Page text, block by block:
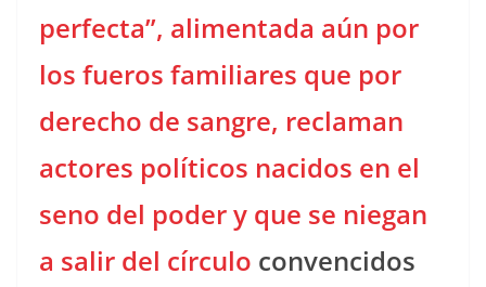
perfecta”, alimentada aún por
los fueros familiares que por
derecho de sangre, reclaman
actores políticos nacidos en el
seno del poder y que se niegan
a salir del círculo convencidos